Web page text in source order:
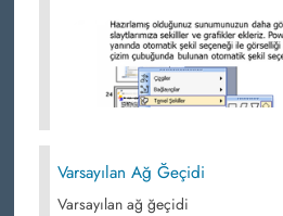
Varsayılan Ağ Ğeçidi
Varsayılan ağ ğeçidi